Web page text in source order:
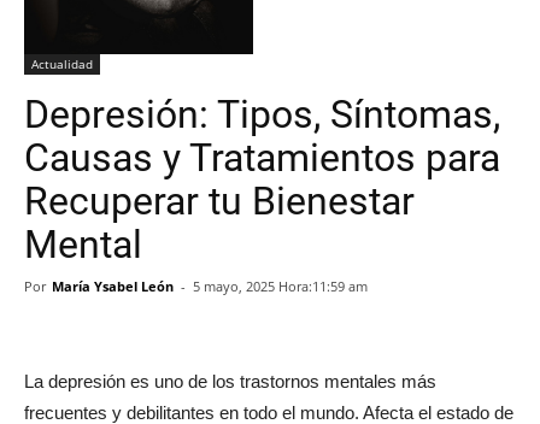
Actualidad
Depresión: Tipos, Síntomas,
Causas y Tratamientos para
Recuperar tu Bienestar
Mental
Por María Ysabel León - 5 mayo, 2025 Hora:11:59 am
La depresión es uno de los trastornos mentales más
frecuentes y debilitantes en todo el mundo. Afecta el estado de